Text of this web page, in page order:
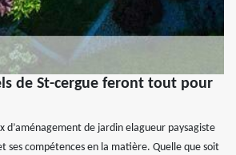
de St-cergue feront tout pour
d’aménagement de jardin elagueur paysagiste
ses compétences en la matière. Quelle que soit